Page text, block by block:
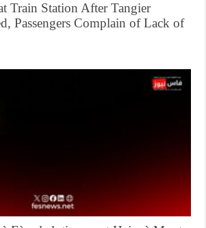
Train Station After Tangier
Passengers Complain of Lack of